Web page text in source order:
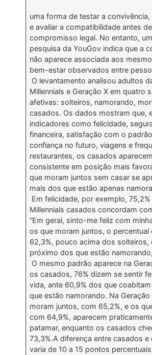
uma forma de testar a
e avaliar a compatibilidade antes
compromisso legal. No entanto,
pesquisa da YouGov indica que a
não aparece associada aos
bem-estar observados entre
O levantamento analisou adultos
Millennials e Geração X em quatro
afetivas: solteiros, namorando,
casados. Os dados mostram que,
indicadores como felicidade,
financeira, satisfação com o
confiança no futuro, viagens e
restaurantes, os casados
consistente em posição mais
que moram juntos sem casar se
mais dos que estão apenas
Em felicidade, por exemplo,
Millennials casados concordam
“Em geral, sinto-me feliz com
os que moram juntos, o percentual
62,3%, pouco acima dos solteiros,
próximo dos que estão
O mesmo padrão aparece na
os casados, 76% dizem se sentir
vida, ante 60,9% dos que
que estão namorando. Na
moram juntos, com 65,2%, e os
com 64,9%, aparecem
patamar, enquanto os casados
73,3%.A diferença entre casados e
varia de 10 a 15 pontos